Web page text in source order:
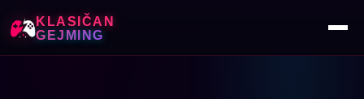
KLASIČAN
GEJMING